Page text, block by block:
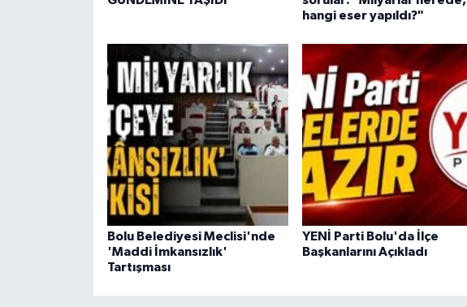
hangi eser yapıldı?"
Bolu Belediyesi Meclisi'nde
'Maddi İmkansızlık'
Tartışması
YENİ Parti Bolu'da İlçe
Başkanlarını Açıkladı